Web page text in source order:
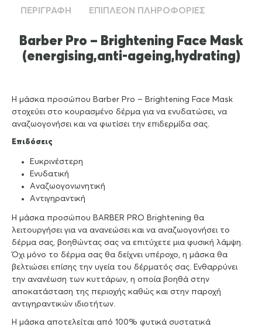
ΠΕΡΙΓΡΑΦΉ ΕΠΙΠΛΈΟΝ ΠΛΗΡΟΦΟΡΊΕΣ
Barber Pro – Brightening Face Mask
(energising,anti-ageing,hydrating)
Η μάσκα προσώπου Barber Pro – Brightening Face Mask
στοχεύει στο κουρασμένο δέρμα για να ενυδατώσει, να
αναζωογονήσει και να φωτίσει την επιδερμίδα σας.
Επιδόσεις
Ευκρινέστερη
Ενυδατική
Αναζωογονωνητική
Αντιγηραντική
Η μάσκα προσώπου BARBER PRO Brightening θα
λειτουργήσει για να ανανεώσει και να αναζωογονήσει το
δέρμα σας, βοηθώντας σας να επιτύχετε μια φυσική λάμψη.
Όχι μόνο το δέρμα σας θα δείχνει υπέροχο, η μάσκα θα
βελτιώσει επίσης την υγεία του δέρματός σας. Ενθαρρύνει
την ανανέωση των κυττάρων, η οποία βοηθά στην
αποκατάσταση της περιοχής καθώς και στην παροχή
αντιγηραντικών ιδιοτήτων.
Η μάσκα αποτελείται από 100% φυτικά συστατικά